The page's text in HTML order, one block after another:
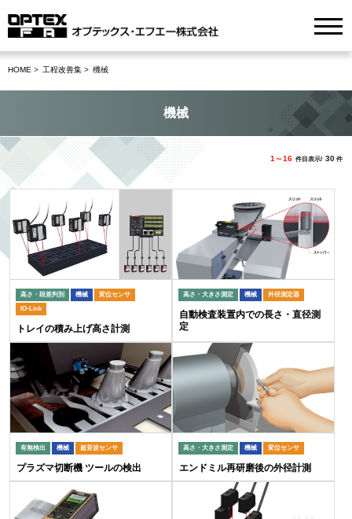
HOME 工程改善集 機械
機械
1～16 件目表示/ 30 件
高さ・段差判別 機械
変位センサ
IO-Link
トレイの積み上げ高さ計測
高さ・大きさ測定 機械 外径測定器
自動検査装置内での長さ・直径測
定
有無検出 機械 超音波センサ
プラズマ切断機 ツールの検出
高さ・大きさ測定 機械 変位センサ
エンドミル再研磨後の外径計測